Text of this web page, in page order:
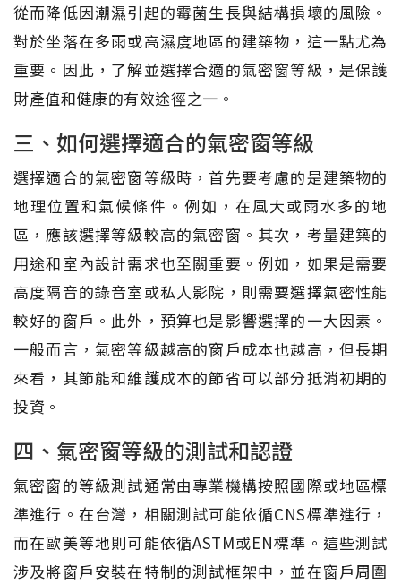
從而降低因潮濕引起的霉菌生長與結構損壞的風險。
對於坐落在多雨或高濕度地區的建築物，這一點尤為
重要。因此，了解並選擇合適的氣密窗等級，是保護
財產值和健康的有效途徑之一。
三、如何選擇適合的氣密窗等級
選擇適合的氣密窗等級時，首先要考慮的是建築物的
地理位置和氣候條件。例如，在風大或雨水多的地
區，應該選擇等級較高的氣密窗。其次，考量建築的
用途和室內設計需求也至關重要。例如，如果是需要
高度隔音的錄音室或私人影院，則需要選擇氣密性能
較好的窗戶。此外，預算也是影響選擇的一大因素。
一般而言，氣密等級越高的窗戶成本也越高，但長期
來看，其節能和維護成本的節省可以部分抵消初期的
投資。
四、氣密窗等級的測試和認證
氣密窗的等級測試通常由專業機構按照國際或地區標
準進行。在台灣，相關測試可能依循CNS標準進行，
而在歐美等地則可能依循ASTM或EN標準。這些測試
涉及將窗戶安裝在特制的測試框架中，並在窗戶周圍